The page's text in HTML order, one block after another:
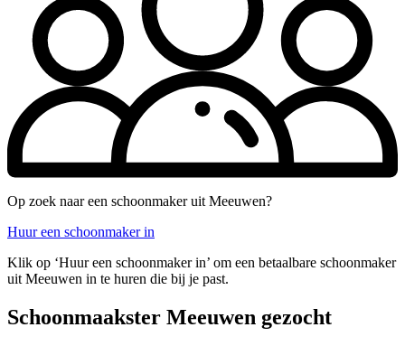
Op zoek naar een schoonmaker uit Meeuwen?
Huur een schoonmaker in
Klik op ‘Huur een schoonmaker in’ om een betaalbare schoonmaker
uit Meeuwen in te huren die bij je past.
Schoonmaakster Meeuwen gezocht